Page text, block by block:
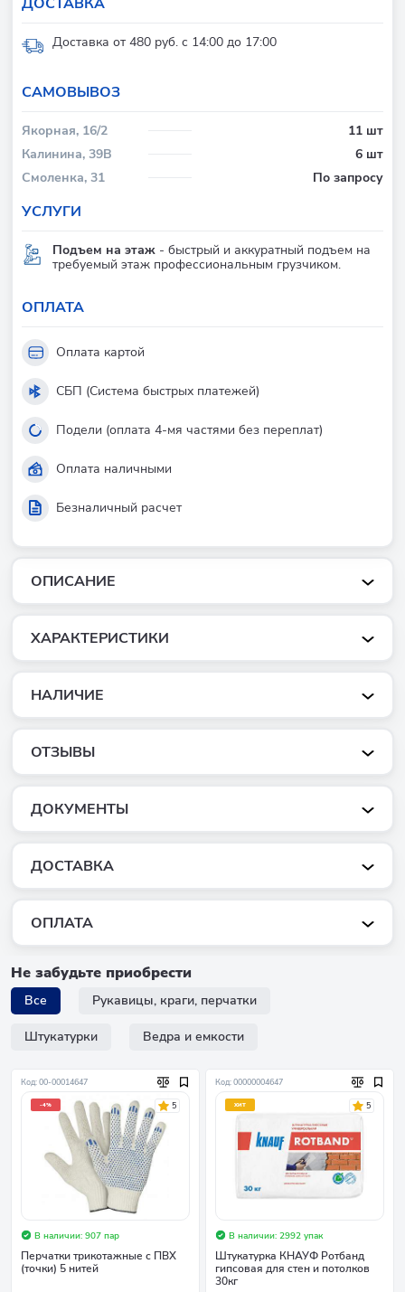
ОПИСАНИЕ
ХАРАКТЕРИСТИКИ
НАЛИЧИЕ
ОТЗЫВЫ
ДОКУМЕНТЫ
ДОСТАВКА
ОПЛАТА
Доставка от 480 руб. с 14:00 до 17:00
CАМОВЫВОЗ
Якорная, 16/2
11 шт
Калинина, 39В
6 шт
Смоленка, 31
По запросу
УСЛУГИ
Подъем на этаж - быстрый и аккуратный подъем на
требуемый этаж профессиональным грузчиком.
ОПЛАТА
Оплата картой
СБП (Система быстрых платежей)
Подели (оплата 4-мя частями без переплат)
Оплата наличными
Безналичный расчет
Не забудьте приобрести
Все Рукавицы, краги, перчатки
Штукатурки Ведра и емкости
Код: 00-00014647
-4% 5
В наличии: 907 пар
Перчатки трикотажные с ПВХ
(точки) 5 нитей
Код: 00000004647
ХИТ 5
В наличии: 2992 упак
Штукатурка КНАУФ Ротбанд
гипсовая для стен и потолков
30кг